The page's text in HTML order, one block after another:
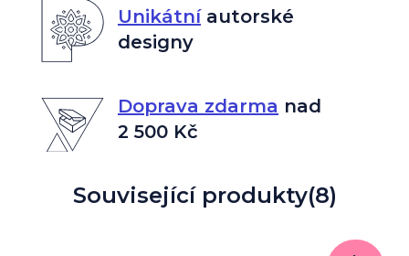
Unikátníautorské
designy
Doprava zdarma nad
2 500 Kč
Související produkty(8)